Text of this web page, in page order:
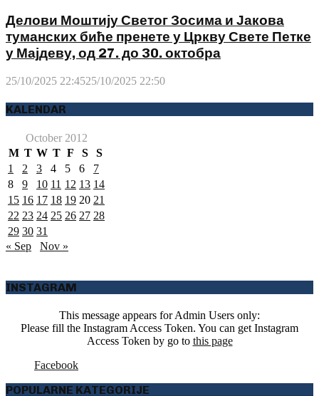
Делови Моштију Светог Зосима и Јакова
туманских биће пренете у Цркву Свете Петке
у Мајдеву, од 27. до 30. октобра
25/10/2025 22:4525/10/2025 22:50
KALENDAR
October 2012
M T W T F S
S
1
2 3 4 5 6
7
8
9 10 11 12 13 14
15 16 17 18 19 20 21
22 23 24 25 26 27 28
29 30 31
« Sep
Nov »
INSTAGRAM
This message appears for Admin Users only:
Please fill the Instagram Access Token. You can get Instagram
Access Token by go to this page
Facebook
POPULARNE KATEGORIJE